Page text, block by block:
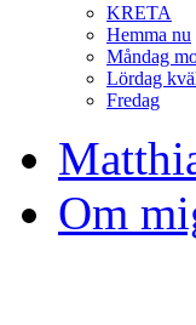
KRETA
Hemma nu
Måndag
Lördag
Fredag
Om